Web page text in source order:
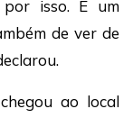
isso. É um
de ver de
ao local